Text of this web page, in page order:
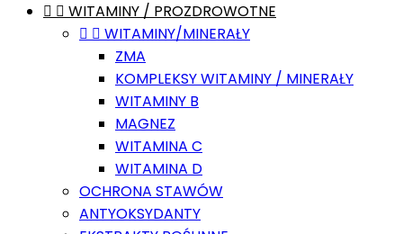
  WITAMINY / PROZDROWOTNE
  WITAMINY/MINERAŁY
ZMA
KOMPLEKSY WITAMINY / MINERAŁY
WITAMINY B
MAGNEZ
WITAMINA C
WITAMINA D
OCHRONA STAWÓW
ANTYOKSYDANTY